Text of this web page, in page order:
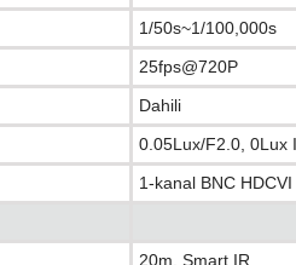
1/50s~1/100,000s
25fps@720P
Dahili
0.05Lux/F2.0, 0Lux
1-kanal BNC
20m, Smart IR